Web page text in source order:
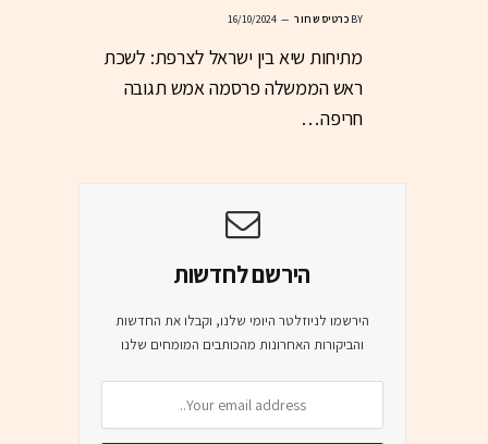
BY כרטיס שחור 16/10/2024
מתיחות שיא בין ישראל לצרפת: לשכת
ראש הממשלה פרסמה אמש תגובה
חריפה…
הירשם לחדשות
הירשמו לניוזלטר היומי שלנו, וקבלו את החדשות
והביקורות האחרונות מהכותבים המומחים שלנו